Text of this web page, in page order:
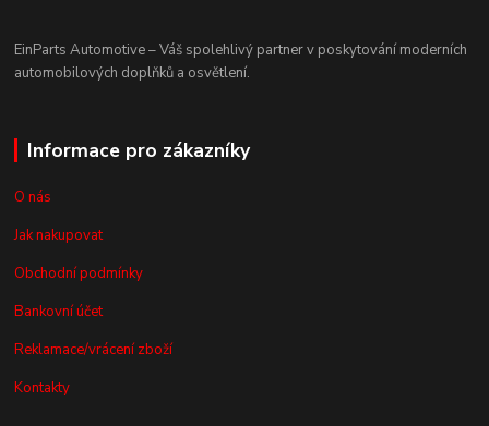
EinParts Automotive – Váš spolehlivý partner v poskytování moderních
automobilových doplňků a osvětlení.
Informace pro zákazníky
O nás
Jak nakupovat
Obchodní podmínky
Bankovní účet
Reklamace/vrácení zboží
Kontakty